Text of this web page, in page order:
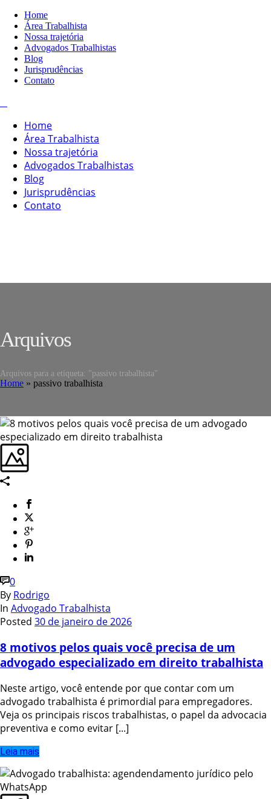
Home
Área Trabalhista
Nossa trajetória
Advogados Trabalhistas
Blog
Jurisprudências
Contato
Home
Área Trabalhista
Nossa trajetória
Advogados Trabalhistas
Blog
Jurisprudências
Contato
Arquivos
Arquivos para a etiqueta: "passivo trabalhista"
Home » passivo trabalhista
0
By Rodrigo
In Advogado Trabalhista
Posted 30 de janeiro de 2026
8 motivos pelos quais você precisa de um
advogado especializado em direito trabalhista
Neste artigo, você entende por que contar com um
advogado trabalhista é primordial para empregadores.
Veja os principais riscos trabalhistas, o papel da advocacia
preventiva e como evitar [...]
Leia mais